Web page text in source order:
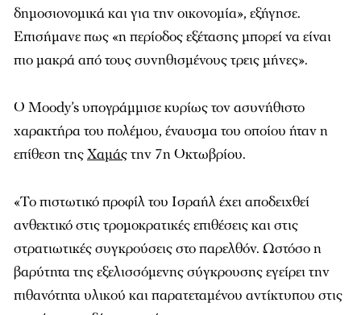
δημοσιονομικά και για την οικονομία», εξήγησε.
Επισήμανε πως «η περίοδος εξέτασης μπορεί να είναι
πιο μακρά από τους συνηθισμένους τρεις μήνες».
Ο Moody’s υπογράμμισε κυρίως τον ασυνήθιστο
χαρακτήρα του πολέμου, έναυσμα του οποίου ήταν η
επίθεση τηςΧαμάςτην 7η Οκτωβρίου.
«Το πιστωτικό προφίλ του Ισραήλ έχει αποδειχθεί
ανθεκτικό στις τρομοκρατικές επιθέσεις και στις
στρατιωτικές συγκρούσεις στο παρελθόν. Ωστόσο η
βαρύτητα της εξελισσόμενης σύγκρουσης εγείρει την
πιθανότητα υλικού και παρατεταμένου αντίκτυπου στις